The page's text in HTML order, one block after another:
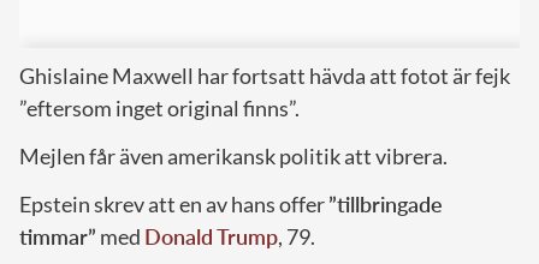
Ghislaine Maxwell har fortsatt hävda att fotot är fejk
”eftersom inget original finns”.
Mejlen får även amerikansk politik att vibrera.
Epstein skrev att en av hans offer”tillbringade
timmar” med Donald Trump, 79.